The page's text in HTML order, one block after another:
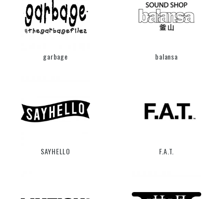
garbage balansa
SAYHELLO F.A.T.